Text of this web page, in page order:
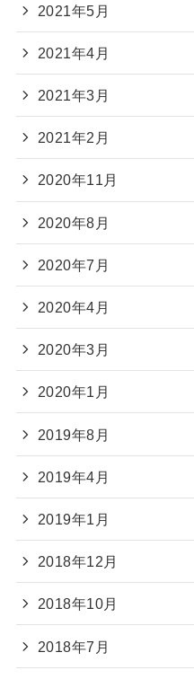
2021年5月
2021年4月
2021年3月
2021年2月
2020年11月
2020年8月
2020年7月
2020年4月
2020年3月
2020年1月
2019年8月
2019年4月
2019年1月
2018年12月
2018年10月
2018年7月